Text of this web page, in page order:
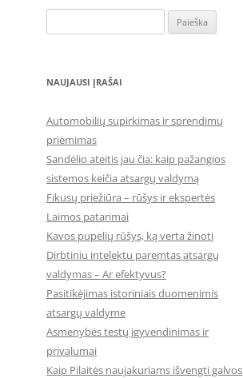
NAUJAUSI ĮRAŠAI
Automobilių supirkimas ir sprendimų
priėmimas
Sandėlio ateitis jau čia: kaip pažangios
sistemos keičia atsargų valdymą
Fikusų priežiūra – rūšys ir ekspertės
Laimos patarimai
Kavos pupelių rūšys, ką verta žinoti
Dirbtiniu intelektu paremtas atsargų
valdymas – Ar efektyvus?
Pasitikėjimas istoriniais duomenimis
atsargų valdyme
Asmenybės testų įgyvendinimas ir
privalumai
Kaip Pilaitės naujakuriams išvengti galvos